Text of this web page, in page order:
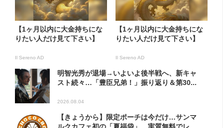
【1ヶ月以内に大金持ちにな
りたい人だけ見て下さい】
Il Sereno AD
【1ヶ月以内に大金持ちにな
りたい人だけ見て下さい】
Il Sereno AD
明智光秀が退場→いよいよ後半戦へ、新キャ
スト続々…「豊臣兄弟！」振り返り＆第30...
2026.08.04
【きょうから】限定ポーチは今だけ…サンマ